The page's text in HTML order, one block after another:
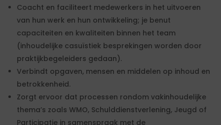
Coacht en faciliteert medewerkers in het uitvoeren
van hun werk en hun ontwikkeling; je benut
capaciteiten en kwaliteiten binnen het team
(inhoudelijke casuïstiek besprekingen worden door
praktijkbegeleiders gedaan).
Verbindt opgaven, mensen en middelen op inhoud en
betrokkenheid.
Zorgt ervoor dat processen rondom vakinhoudelijke
thema’s zoals WMO, Schulddienstverlening, Jeugd of
Participatie in samenspraak met de